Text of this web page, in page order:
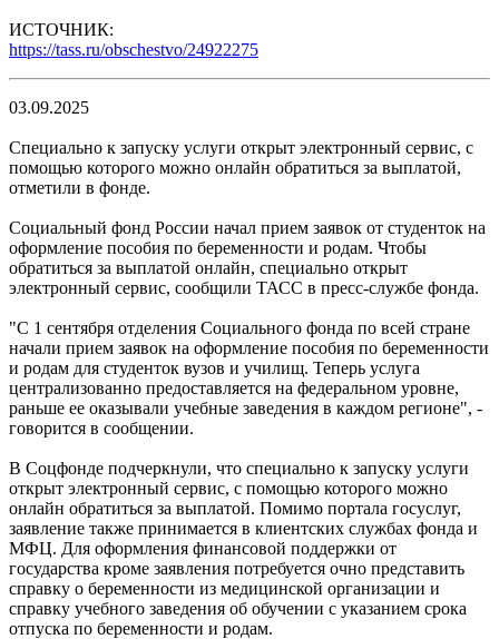
ИСТОЧНИК:
https://tass.ru/obschestvo/24922275
03.09.2025
Специально к запуску услуги открыт электронный сервис, с
помощью которого можно онлайн обратиться за выплатой,
отметили в фонде.
Социальный фонд России начал прием заявок от студенток на
оформление пособия по беременности и родам. Чтобы
обратиться за выплатой онлайн, специально открыт
электронный сервис, сообщили ТАСС в пресс-службе фонда.
"С 1 сентября отделения Социального фонда по всей стране
начали прием заявок на оформление пособия по беременности
и родам для студенток вузов и училищ. Теперь услуга
централизованно предоставляется на федеральном уровне,
раньше ее оказывали учебные заведения в каждом регионе", -
говорится в сообщении.
В Соцфонде подчеркнули, что специально к запуску услуги
открыт электронный сервис, с помощью которого можно
онлайн обратиться за выплатой. Помимо портала госуслуг,
заявление также принимается в клиентских службах фонда и
МФЦ. Для оформления финансовой поддержки от
государства кроме заявления потребуется очно представить
справку о беременности из медицинской организации и
справку учебного заведения об обучении с указанием срока
отпуска по беременности и родам.